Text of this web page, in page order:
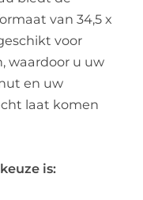
van 34,5 x
voor
waardoor u uw
en uw
laat komen
is: